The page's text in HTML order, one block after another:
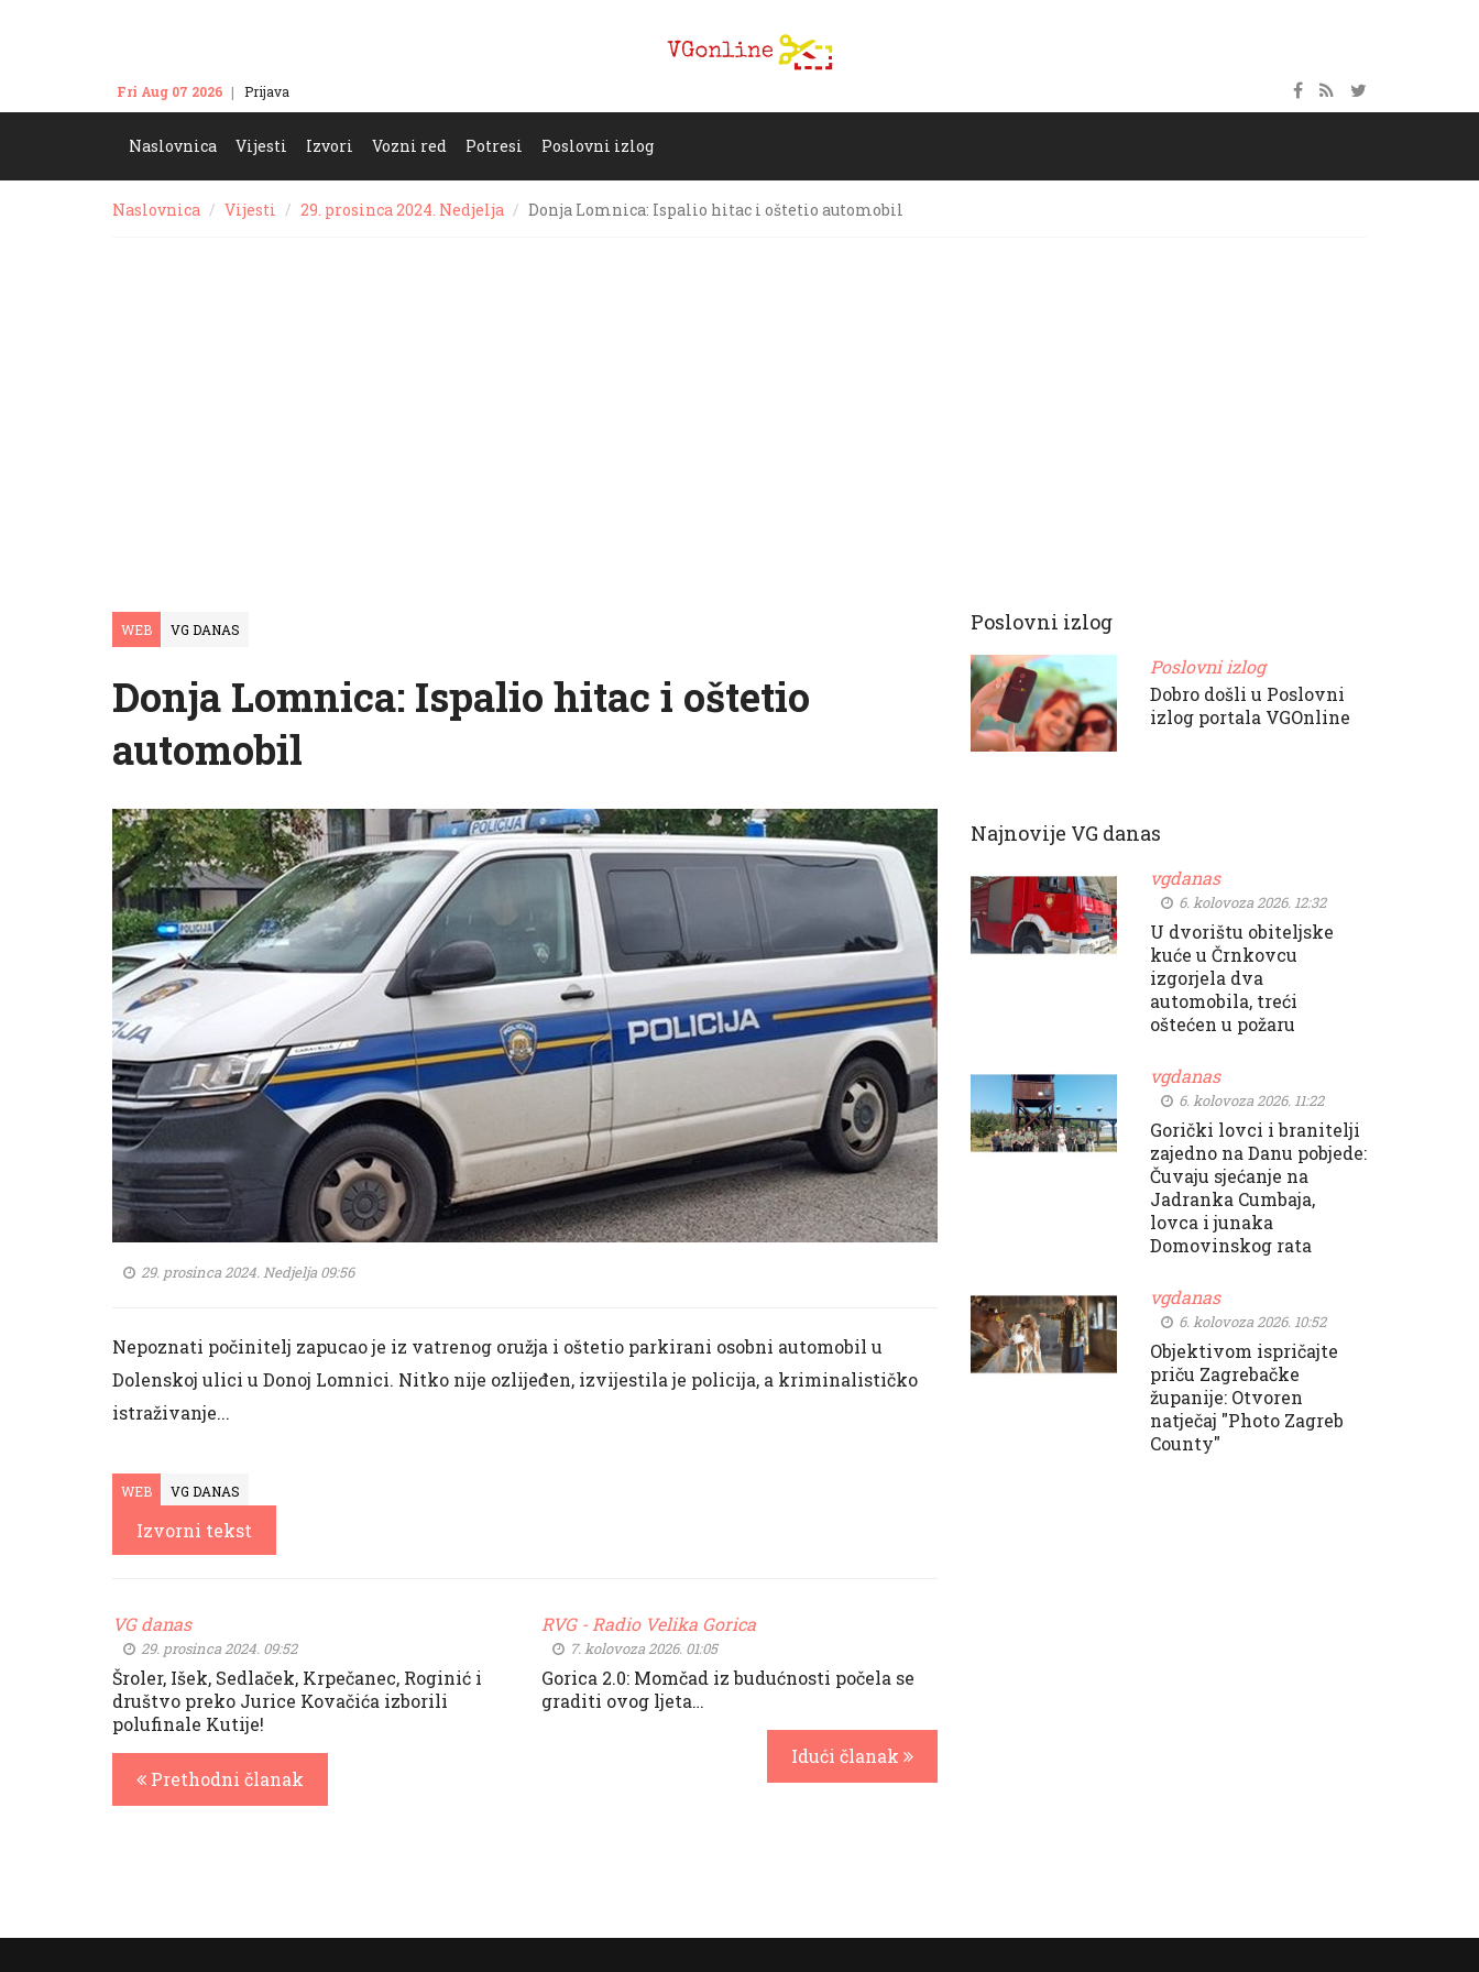
Fri Aug 07 2026 Prijava
Naslovnica Vijesti Izvori Vozni red Potresi Poslovni izlog
Naslovnica Vijesti 29. prosinca 2024. Nedjelja Donja Lomnica: Ispalio hitac i oštetio automobil
WEB VG DANAS
Donja Lomnica: Ispalio hitac i oštetio
automobil
29. prosinca 2024. Nedjelja 09:56
Nepoznati počinitelj zapucao je iz vatrenog oružja i oštetio parkirani osobni automobil u
Dolenskoj ulici u Donoj Lomnici. Nitko nije ozlijeđen, izvijestila je policija, a kriminalističko
istraživanje...
WEB VG DANAS
Izvorni tekst
VG danas
29. prosinca 2024. 09:52
Šroler, Išek, Sedlaček, Krpečanec, Roginić i
društvo preko Jurice Kovačića izborili
polufinale Kutije!
Prethodni članak
RVG - Radio Velika Gorica
7. kolovoza 2026. 01:05
Gorica 2.0: Momčad iz budućnosti počela se
graditi ovog ljeta…
Idući članak
Poslovni izlog
Poslovni izlog
Dobro došli u Poslovni
izlog portala VGOnline
Najnovije VG danas
vgdanas
6. kolovoza 2026. 12:32
U dvorištu obiteljske
kuće u Črnkovcu
izgorjela dva
automobila, treći
oštećen u požaru
vgdanas
6. kolovoza 2026. 11:22
Gorički lovci i branitelji
zajedno na Danu pobjede:
Čuvaju sjećanje na
Jadranka Cumbaja,
lovca i junaka
Domovinskog rata
vgdanas
6. kolovoza 2026. 10:52
Objektivom ispričajte
priču Zagrebačke
županije: Otvoren
natječaj "Photo Zagreb
County"